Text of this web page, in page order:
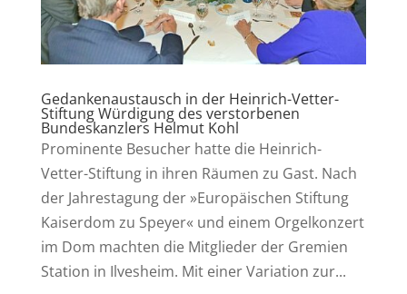
Gedankenaustausch in der Heinrich-Vetter-
Stiftung Würdigung des verstorbenen
Bundeskanzlers Helmut Kohl
Prominente Besucher hatte die Heinrich-
Vetter-Stiftung in ihren Räumen zu Gast. Nach
der Jahrestagung der »Europäischen Stiftung
Kaiserdom zu Speyer« und einem Orgelkonzert
im Dom machten die Mitglieder der Gremien
Station in Ilvesheim. Mit einer Variation zur...